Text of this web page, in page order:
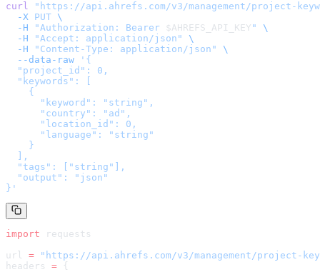
curl " https://api.ahrefs.com/v3/management/project-
  -X
PUT \
  -H
"Authorization: Bearer $AHREFS_API_KEY "
\
  -H
"Accept: application/json"
\
  -H
"Content-Type: application/json"
\
  --data-raw
' {
  "project_id": 0,
  "keywords": [
    {
      "keyword": "string",
      "country": "ad",
      "location_id": 0,
      "language": "string"
    }
  ],
  "tags": ["string"],
  "output": "json"
} '
import requests
url = " https://api.ahrefs.com/v3/management/project-
headers = {